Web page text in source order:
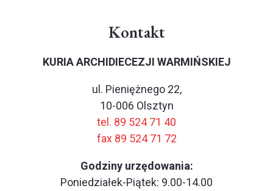
Kontakt
KURIA ARCHIDIECEZJI WARMIŃSKIEJ
ul. Pieniężnego 22,
10-006 Olsztyn
tel. 89 524 71 40
fax 89 524 71 72
Godziny urzędowania:
Poniedziałek-Piątek: 9.00-14.00